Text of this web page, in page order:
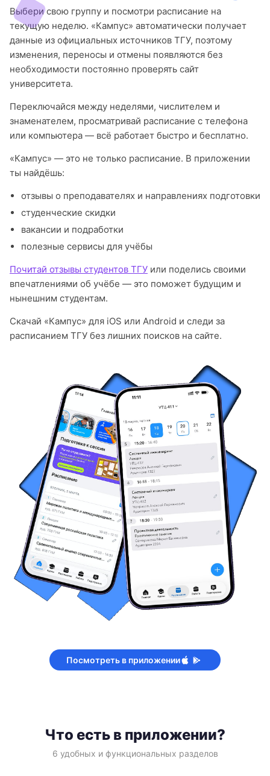
Выбери свою группу и посмотри расписание на
текущую неделю. «Кампус» автоматически получает
данные из официальных источников ТГУ, поэтому
изменения, переносы и отмены появляются без
необходимости постоянно проверять сайт
университета.
Переключайся между неделями, числителем и
знаменателем, просматривай расписание с телефона
или компьютера — всё работает быстро и бесплатно.
«Кампус» — это не только расписание. В приложении
ты найдёшь:
отзывы о преподавателях и направлениях подготовки
студенческие скидки
вакансии и подработки
полезные сервисы для учёбы
Почитай отзывы студентов ТГУ или поделись своими
впечатлениями об учёбе — это поможет будущим и
нынешним студентам.
Скачай «Кампус» для iOS или Android и следи за
расписанием ТГУ без лишних поисков на сайте.
Посмотреть в приложении
Что есть в приложении?
6 удобных и функциональных разделов